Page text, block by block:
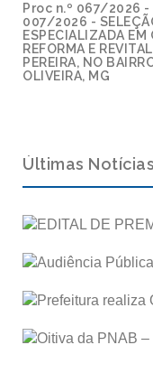
Proc n.º 067/2026
007/2026 -
ESPECIALIZADA EM
REFORMA E
PEREIRA, NO
OLIVEIRA, MG
Últimas Notícias